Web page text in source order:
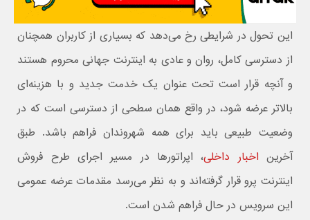
این تحول در شرایطی رخ می‌دهد که بسیاری از کاربران همچنان
از دسترسی کامل، روان و عادی به اینترنت جهانی محروم هستند
و آنچه قرار است تحت عنوان یک خدمت جدید و با هزینه‌ای
بالاتر عرضه شود، در واقع همان سطحی از دسترسی است که در
وضعیت طبیعی باید برای همه شهروندان فراهم باشد. طبق
آخرین اخبار داخلی، اپراتورها در مسیر اجرای طرح فروش
اینترنت پرو قرار گرفته‌اند و به نظر می‌رسد مقدمات عرضه عمومی
این سرویس در حال فراهم شدن است.